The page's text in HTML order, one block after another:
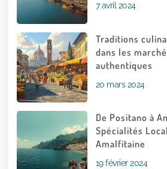
7 avril 2024
Traditions
dans les
authentiques
20 mars 2024
De Positano à
Spécialités
Amalfitaine
19 février 2024